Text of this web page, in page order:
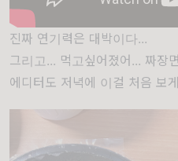
진짜 연기력은 대박이다...
그리고... 먹고싶어졌어... 짜장
에디터도 저녁에 이걸 처음 보